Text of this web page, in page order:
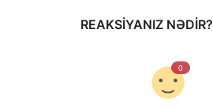
REAKSIYANIZ NƏDIR?
0